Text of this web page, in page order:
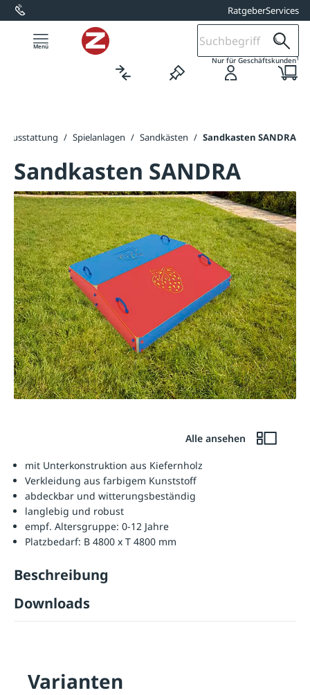
springen RatgeberServices
Nur für Geschäftskunden1
/ Spielanlagen / Sandkästen / Sandkasten SANDRA
Sandkasten SANDRA
Alle ansehen
mit Unterkonstruktion aus Kiefernholz
Verkleidung aus farbigem Kunststoff
abdeckbar und witterungsbeständig
langlebig und robust
empf. Altersgruppe: 0-12 Jahre
Platzbedarf: B 4800 x T 4800 mm
Beschreibung
Downloads
Varianten